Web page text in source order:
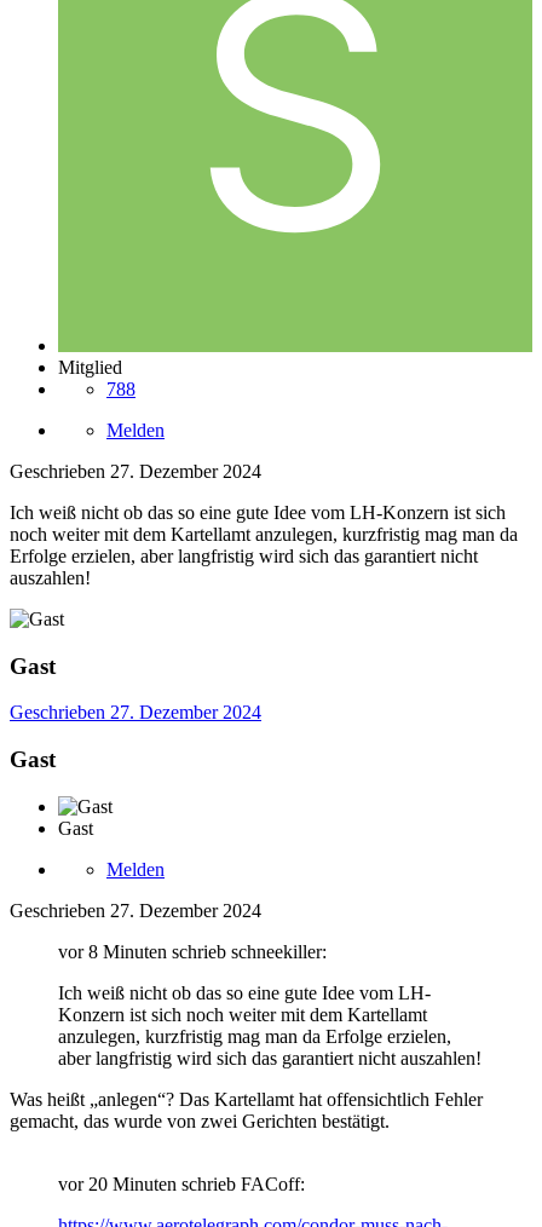
Mitglied
788
Melden
Geschrieben 27. Dezember 2024
Ich weiß nicht ob das so eine gute Idee vom LH-Konzern ist sich
noch weiter mit dem Kartellamt anzulegen, kurzfristig mag man da
Erfolge erzielen, aber langfristig wird sich das garantiert nicht
auszahlen!
Gast
Geschrieben 27. Dezember 2024
Gast
Gast
Melden
Geschrieben 27. Dezember 2024
vor 8 Minuten schrieb schneekiller:
Ich weiß nicht ob das so eine gute Idee vom LH-
Konzern ist sich noch weiter mit dem Kartellamt
anzulegen, kurzfristig mag man da Erfolge erzielen,
aber langfristig wird sich das garantiert nicht auszahlen!
Was heißt „anlegen“? Das Kartellamt hat offensichtlich Fehler
gemacht, das wurde von zwei Gerichten bestätigt.
vor 20 Minuten schrieb FACoff: